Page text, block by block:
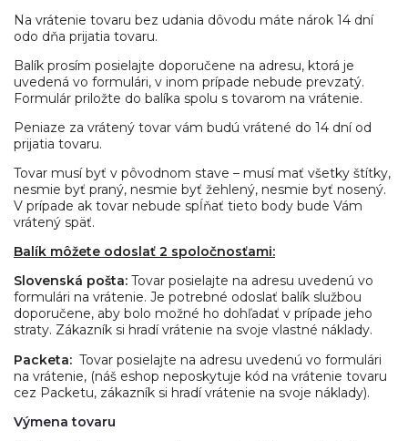
Na vrátenie tovaru bez udania dôvodu máte nárok 14 dní
odo dňa prijatia tovaru.
Balík prosím posielajte doporučene na adresu, ktorá je
uvedená vo formulári, v inom prípade nebude prevzatý.
Formulár priložte do balíka spolu s tovarom na vrátenie.
Peniaze za vrátený tovar vám budú vrátené do 14 dní od
prijatia tovaru.
Tovar musí byť v pôvodnom stave – musí mať všetky štítky,
nesmie byť praný, nesmie byť žehlený, nesmie byť nosený.
V prípade ak tovar nebude spĺňať tieto body bude Vám
vrátený späť.
Balík môžete odoslať 2 spoločnosťami:
Slovenská pošta: Tovar posielajte na adresu uvedenú vo
formulári na vrátenie. Je potrebné odoslať balík službou
doporučene, aby bolo možné ho dohľadať v prípade jeho
straty. Zákazník si hradí vrátenie na svoje vlastné náklady.
Packeta: Tovar posielajte na adresu uvedenú vo formulári
na vrátenie, (náš eshop neposkytuje kód na vrátenie tovaru
cez Packetu, zákazník si hradí vrátenie na svoje náklady).
Výmena tovaru